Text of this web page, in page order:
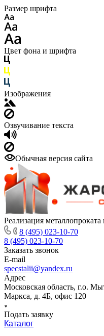
Размер шрифта
Цвет фона и шрифта
Изображения
Озвучивание текста
Обычная версия сайта
Реализация металлопроката
8 (495) 023-10-70
8 (495) 023-10-70
Заказать звонок
E-mail
specstalii@yandex.ru
Адрес
Московская область, г.о.
Маркса, д. 4Б, офис 120
Подать заявку
Каталог